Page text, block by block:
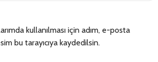
kullanılması için adım, e-posta
bu tarayıcıya kaydedilsin.